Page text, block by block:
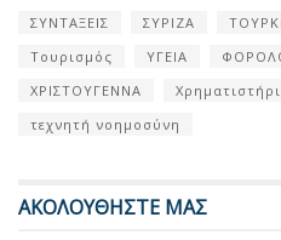
ΣΥΝΤΑΞΕΙΣ
ΣΥΡΙΖΑ
Τουρισμός
ΥΓΕΙΑ
ΧΡΙΣΤΟΥΓΕΝΝΑ
τεχνητή νοημοσύνη
ΑΚΟΛΟΥΘΗΣΤΕ ΜΑΣ